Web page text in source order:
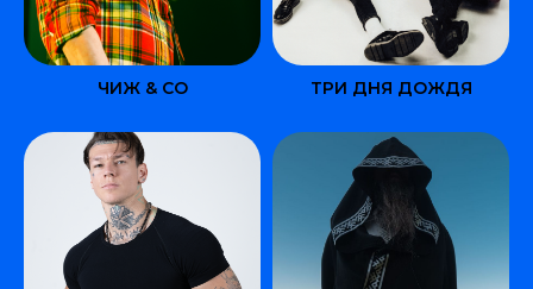
ЧИЖ & CO ТРИ ДНЯ ДОЖДЯ